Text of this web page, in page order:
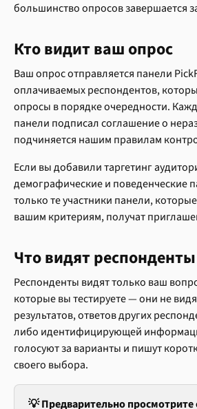
большинство опросов завершается
Кто видит ваш опрос
Ваш опрос отправляется панели
оплачиваемых респондентов,
опросы в порядке очередности.
панели подписал соглашение о
подчиняется нашим правилам
Если вы добавили таргетинг
демографические и поведенческие
только те участники панели,
вашим критериям, получат
Что видят респонденты
Респонденты видят только ваш
которые вы тестируете — они не
результатов, ответов других
либо идентифицирующей
голосуют за варианты и пишут
своего выбора.
💡 Предварительно просмотрите